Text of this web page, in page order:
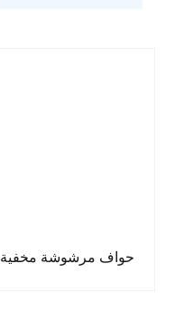
حواف مرشوشة مخفية